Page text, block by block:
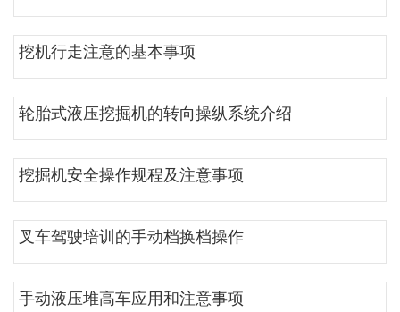
挖机行走注意的基本事项
轮胎式液压挖掘机的转向操纵系统介绍
挖掘机安全操作规程及注意事项
叉车驾驶培训的手动档换档操作
手动液压堆高车应用和注意事项